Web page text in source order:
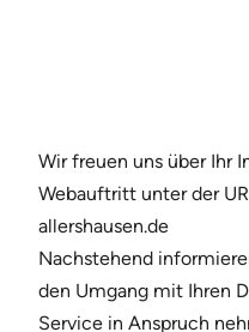
Wir freuen uns über Ihr
Webauftritt unter der
allershausen.de
Nachstehend
den Umgang mit Ihren
Service in Anspruch